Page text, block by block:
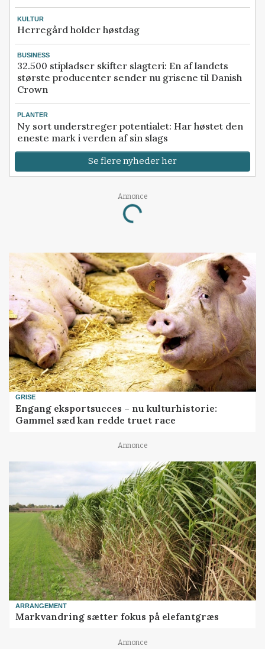
KULTUR
Herregård holder høstdag
BUSINESS
32.500 stipladser skifter slagteri: En af landets
største producenter sender nu grisene til Danish
Crown
PLANTER
Ny sort understreger potentialet: Har høstet den
eneste mark i verden af sin slags
Se flere nyheder her
Annonce
Loading...
GRISE
Engang eksportsucces – nu kulturhistorie:
Gammel sæd kan redde truet race
Annonce
ARRANGEMENT
Markvandring sætter fokus på elefantgræs
Annonce